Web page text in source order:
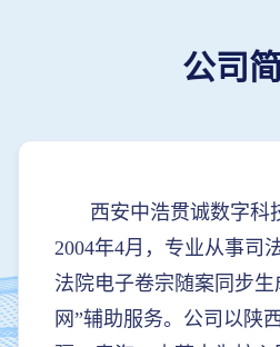
公司
西安中浩贯诚数字科
2004年4月，专业从事司
法院电子卷宗随案同步
网”辅助服务。公司以陕